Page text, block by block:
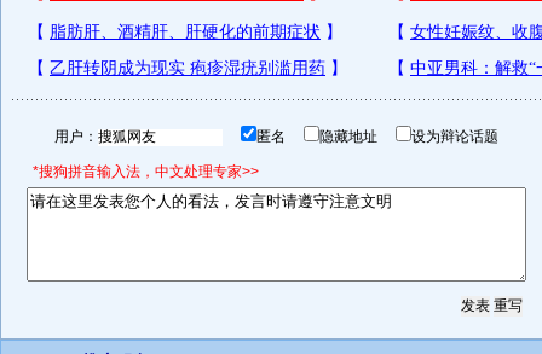
用户： 匿名 隐藏地址 设为辩论话题
*搜狗拼音输入法，中文处理专家>>